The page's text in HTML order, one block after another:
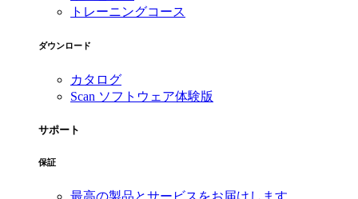
トレーニングコース
ダウンロード
カタログ
Scan ソフトウェア体験版
サポート
保証
最高の製品とサービスをお届けします